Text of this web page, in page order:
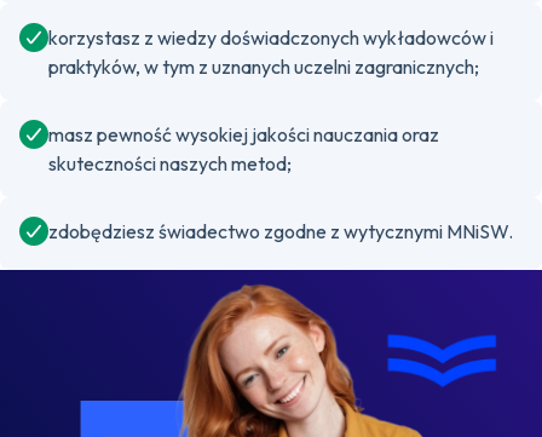
korzystasz z wiedzy doświadczonych wykładowców i
praktyków, w tym z uznanych uczelni zagranicznych;
masz pewność wysokiej jakości nauczania oraz
skuteczności naszych metod;
zdobędziesz świadectwo zgodne z wytycznymi MNiSW.